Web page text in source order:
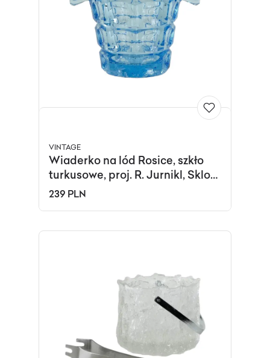
VINTAGE
Wiaderko na lód Rosice, szkło
turkusowe, proj. R. Jurnikl, Sklo
Union, Czechy, lata 50.
239 PLN